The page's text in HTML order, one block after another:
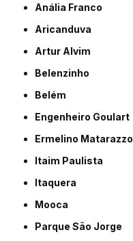
Anália Franco
Aricanduva
Artur Alvim
Belenzinho
Belém
Engenheiro Goulart
Ermelino Matarazzo
Itaim Paulista
Itaquera
Mooca
Parque São Jorge